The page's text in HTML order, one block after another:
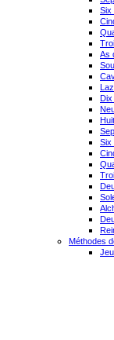
Six
As
Dix
Six
Méthodes